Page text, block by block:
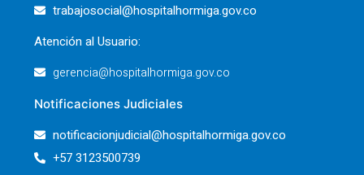
trabajosocial@hospitalhormiga.gov.co
Atención al Usuario:
gerencia@hospitalhormiga.gov.co
Notificaciones Judiciales
notificacionjudicial@hospitalhormiga.gov.co
+57 3123500739